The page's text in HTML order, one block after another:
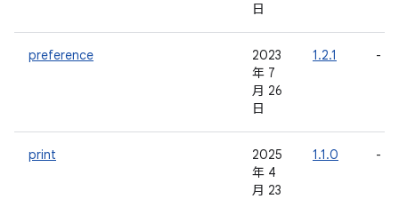
日
preference
2023
年 7
月 26
日
1.2.1 -
print
2025
年 4
月 23
1.1.0 -